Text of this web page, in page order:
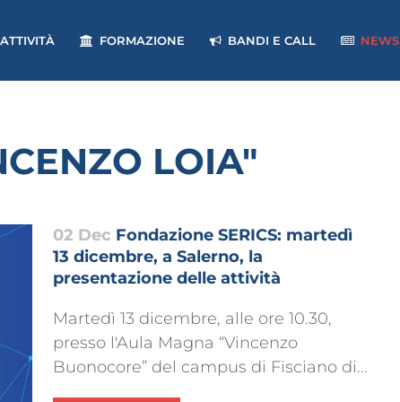
ATTIVITÀ FORMAZIONE BANDI E CALL NEWS
LOIA"
02 Dec Fondazione SERICS: martedì
13 dicembre, a Salerno, la
presentazione delle attività
Martedì 13 dicembre, alle ore 10.30,
presso l'Aula Magna “Vincenzo
Buonocore” del campus di Fisciano di...